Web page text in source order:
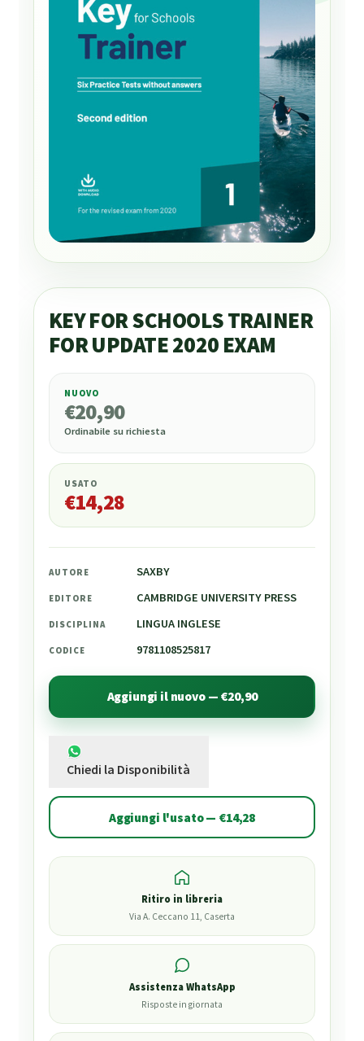
KEY FOR SCHOOLS TRAINER
FOR UPDATE 2020 EXAM
20,90
NUOVO
€20,90
Ordinabile su richiesta
USATO
€14,28
AUTORE SAXBY
EDITORE CAMBRIDGE UNIVERSITY PRESS
DISCIPLINA LINGUA INGLESE
CODICE 9781108525817
Aggiungi il nuovo — €20,90
Chiedi la Disponibilità
Aggiungi l'usato — €14,28
Ritiro in libreria
Via A. Ceccano 11, Caserta
Assistenza WhatsApp
Risposte in giornata